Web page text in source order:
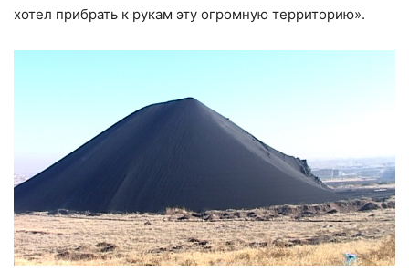
хотел прибрать к рукам эту огромную территорию».